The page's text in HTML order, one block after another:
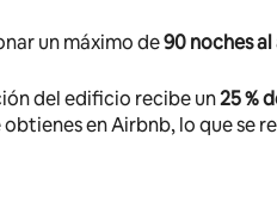
un máximo de90 noches al
del edificio recibe un25 %
en Airbnb, lo que se